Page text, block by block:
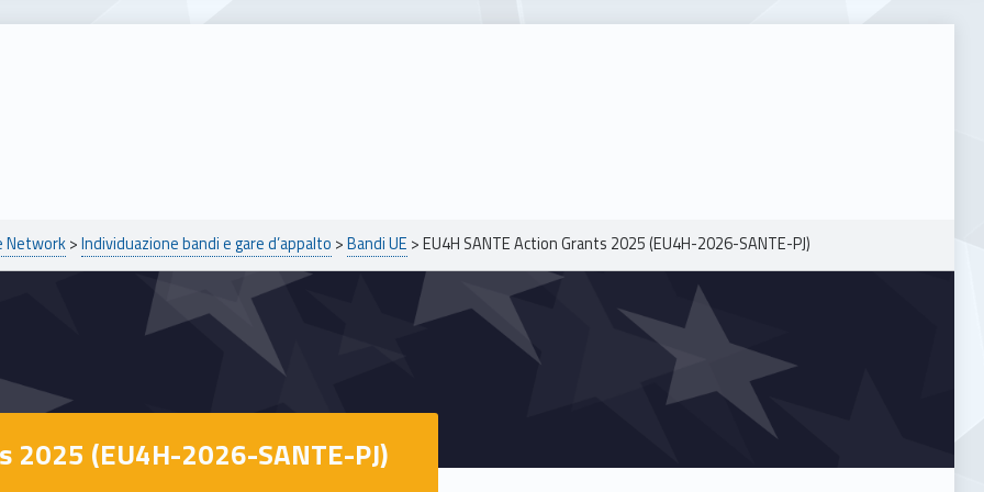
Network>Individuazione bandi e gare d’appalto >Bandi UE >EU4H SANTE Action Grants 2025 (EU4H-2026-SANTE-PJ)
2025 (EU4H-2026-SANTE-PJ)